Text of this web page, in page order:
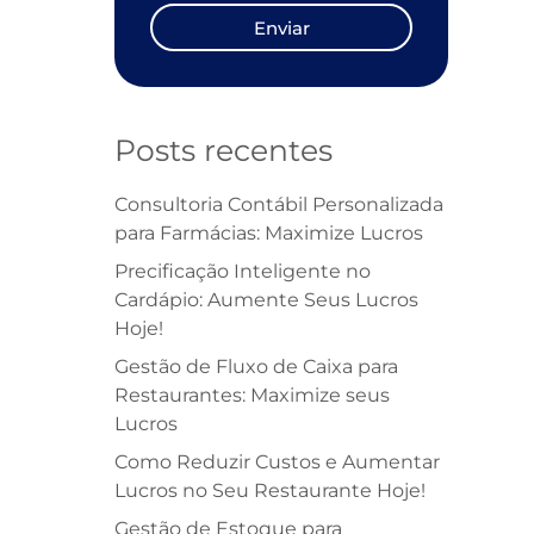
Enviar
Posts recentes
Consultoria Contábil Personalizada
para Farmácias: Maximize Lucros
Precificação Inteligente no
Cardápio: Aumente Seus Lucros
Hoje!
Gestão de Fluxo de Caixa para
Restaurantes: Maximize seus
Lucros
Como Reduzir Custos e Aumentar
Lucros no Seu Restaurante Hoje!
Gestão de Estoque para